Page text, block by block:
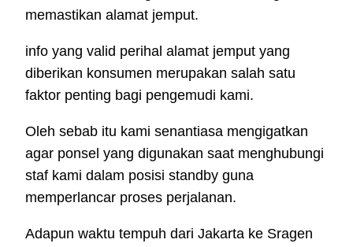
memastikan alamat jemput.
info yang valid perihal alamat jemput yang
diberikan konsumen merupakan salah satu
faktor penting bagi pengemudi kami.
Oleh sebab itu kami senantiasa mengigatkan
agar ponsel yang digunakan saat menghubungi
staf kami dalam posisi standby guna
memperlancar proses perjalanan.
Adapun waktu tempuh dari Jakarta ke Sragen